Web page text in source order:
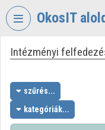
Fejléc kihagyása
OkosIT
VIDEOTORIUM
OKOSIT
Intézményi kezdőlap
Intézményi
szűrés...
kategóriák...